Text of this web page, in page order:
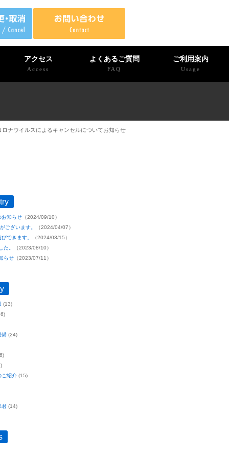
アクセス
Access
よくあるご質問
FAQ
ご利用案内
Usage
ロナウイルスによるキャンセルについてお知らせ
お知らせ（2024/09/10）
ございます。
（2024/04/07）
できます。
（2024/03/15）
た。
（2023/08/10）
らせ（2023/07/11）
(13)
備(24)
ご紹介(15)
君(14)